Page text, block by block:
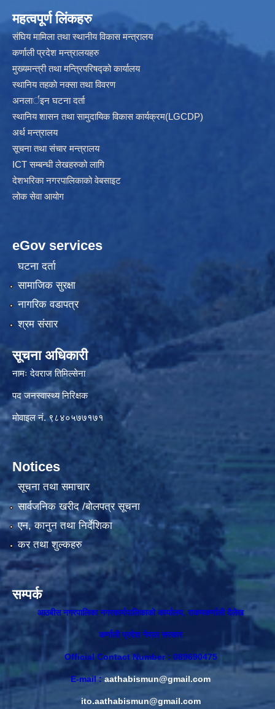
महत्वपूर्ण लिंकहरु
संघिय मामिला तथा स्थानीय विकास मन्त्रालय
कर्णाली प्रदेश मन्त्रालयहरु
मुख्यमन्त्री तथा मन्त्रिपरिषद्को कार्यालय
स्थानिय तहकाे नक्सा तथा विवरण
अनलार्इन घटना दर्ता
स्थानिय शासन तथा सामुदायिक विकास कार्यक्रम(LGCDP)
अर्थ मन्त्रालय
सूचना तथा संचार मन्त्रालय
ICT सम्बन्धी लेखहरुको लागि
देशभरिका नगरपालिकाको वेबसाइट
लोक सेवा आयोग
eGov services
घटना दर्ता
सामाजिक सुरक्षा
नागरिक वडापत्र
श्रम संसार
सूचना अधिकारी
नामः देवराज तिमिल्सेना
पद जनस्वास्थ्य निरिक्षक
मोवाइल नं. ९८४०५७७१७१
Notices
सूचना तथा समाचार
सार्वजनिक खरीद /बोलपत्र सूचना
एन, कानुन तथा निर्देशिका
कर तथा शुल्कहरु
सम्पर्क
आठबीस नगरपालिका नगरकार्यपालिकाकाे कार्यालय, राकमकर्णाली दैलेख
कर्णाली प्रदेश नेपाल सरकार
Official Contact Number : 089690475
E-mail : aathabismun@gmail.com
ito.aathabismun@gmail.com